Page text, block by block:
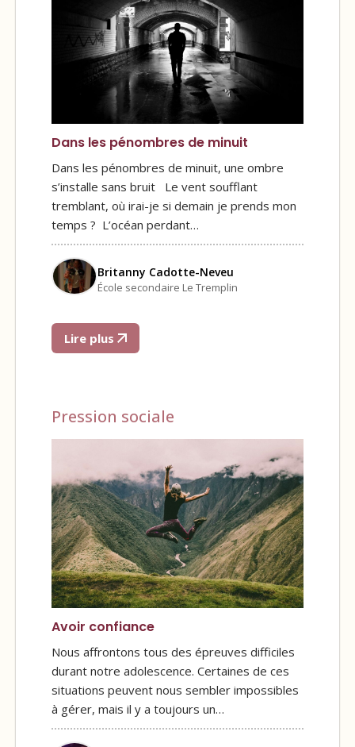
Dans les pénombres de minuit
Dans les pénombres de minuit, une ombre
s’installe sans bruit Le vent soufflant
tremblant, où irai-je si demain je prends mon
temps ? L’océan perdant…
Britanny Cadotte-Neveu
École secondaire Le Tremplin
Lire plus
Pression sociale
Avoir confiance
Nous affrontons tous des épreuves difficiles
durant notre adolescence. Certaines de ces
situations peuvent nous sembler impossibles
à gérer, mais il y a toujours un…